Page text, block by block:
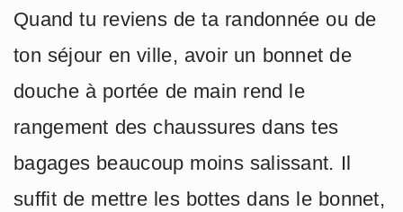
Quand tu reviens de ta randonnée ou de
ton séjour en ville, avoir un bonnet de
douche à portée de main rend le
rangement des chaussures dans tes
bagages beaucoup moins salissant. Il
suffit de mettre les bottes dans le bonnet,